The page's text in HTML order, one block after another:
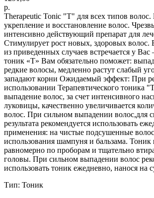
р.
Therapeutic Tonic "Т" для всех типов
укрепление и восстановление волос.
интенсивно действующий препарат для
Стимулирует рост новых, здоровых волос.
из приведенных случаев встречается у Вас
тоник «Т» Вам обязательно поможет:
редкие волосы, медленно растут слабый
западают корни Ожидаемый эффект: При
использовании Терапевтического тоника
выпадение волос, за счет интенсивного
луковицы, качественно увеличивается
волос. При сильном выпадении волос,для
результата рекомендуется использовать
применения: на чистые подсушенные
использования шампуня и бальзама. Тоник
равномерно по проборам и тщательно
головы. При сильном выпадении волос
использовать тоник ежедневно, нанося на
Тип: Тоник